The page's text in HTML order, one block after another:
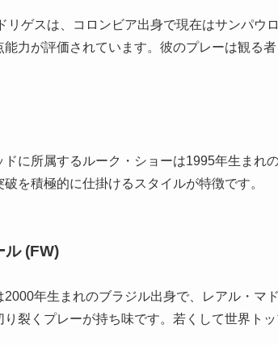
リゲスは、コロンビア出身で現在はサンパウ
力が評価されています。彼のプレーは観る者
に所属するルーク・ショーは1995年生まれ
を積極的に仕掛けるスタイルが特徴です。
ル (FW)
2000年生まれのブラジル出身で、レアル・マ
裂くプレーが持ち味です。若くして世界ト